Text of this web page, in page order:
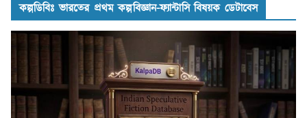
কল্পডিবিঃ ভারতের প্রথম কল্পবিজ্ঞান-ফ্যান্টাসি বিষয়ক ডেটাবেস